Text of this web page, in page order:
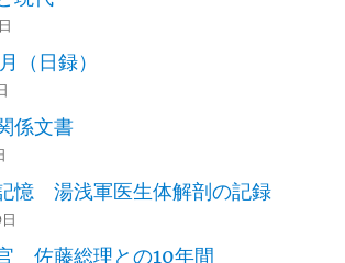
（日録）
係文書
憶 湯浅軍医生体解剖の記録
佐藤総理との10年間